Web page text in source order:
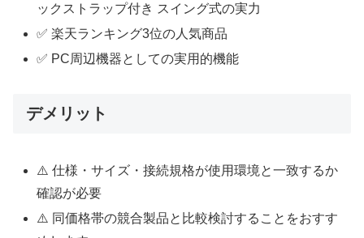
ックストラップ付き スイング式の実力
✅ 楽天ランキング3位の人気商品
✅ PC周辺機器としての実用的機能
デメリット
⚠️ 仕様・サイズ・接続規格が使用環境と一致するか
確認が必要
⚠️ 同価格帯の競合製品と比較検討することをおすす